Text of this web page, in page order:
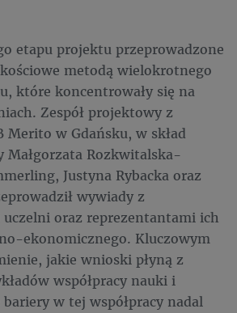
etapu projektu przeprowadzone
metodą wielokrotnego
które koncentrowały się na
Zespół projektowy z
Merito w Gdańsku, w skład
Małgorzata Rozkwitalska-
Justyna Rybacka oraz
wywiady z
oraz reprezentantami ich
ekonomicznego. Kluczowym
jakie wnioski płyną z
współpracy nauki i
w tej współpracy nadal